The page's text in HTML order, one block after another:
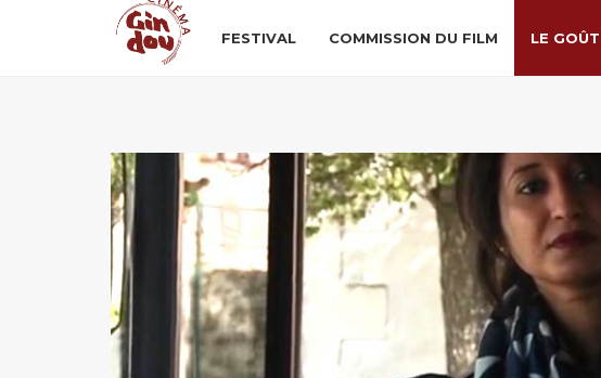
FESTIVAL COMMISSION DU FILM LE